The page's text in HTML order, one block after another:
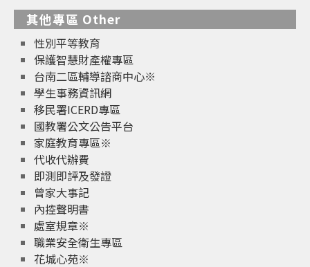
其他專區 Other
性別平等教育
保護智慧財產權專區
台南二區輔導諮商中心※
學生事務資訊網
移民署ICERD專區
國教署公文公告平台
家庭教育專區※
代收代辦費
即測即評及發證
曾家大事記
內控聲明書
處室規章※
職業安全衛生專區
花城心苑※